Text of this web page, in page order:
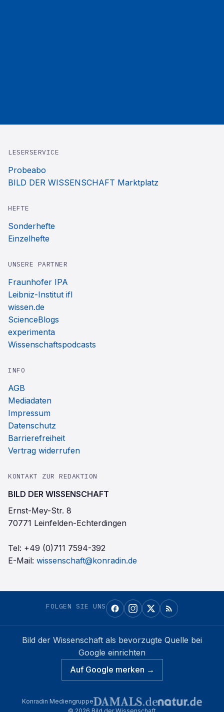
LESERSERVICE
Probeabo
BILD DER WISSENSCHAFT Marktplatz
HEFTE
Sonderhefte
Einzelhefte
UNSERE PARTNER
Fraunhofer IPA
Leibniz-Institut ifl
wissen.de
ScienceBlogs
experimenta
Wissenschaftspodcasts
INFO
AGB
Mediadaten
Impressum
Datenschutz
Barrierefreiheit
Vertrag widerrufen
KONTAKT ZUR REDAKTION
BILD DER WISSENSCHAFT
Ernst-Mey-Str. 8
70771 Leinfelden-Echterdingen
Tel: +49 (0)711 7594-392
E-Mail: wissenschaft@konradin.de
FOLGEN SIE UNS
Bild der Wissenschaft als bevorzugte Quelle bei
Google einrichten
Auf Google merken →
Konradin Mediengruppe